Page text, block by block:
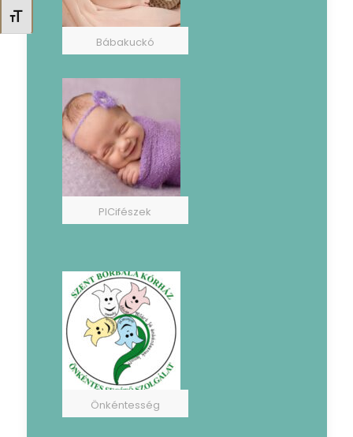
Betűméret váltása
Bábakuckó
PICifészek
Önkéntesség